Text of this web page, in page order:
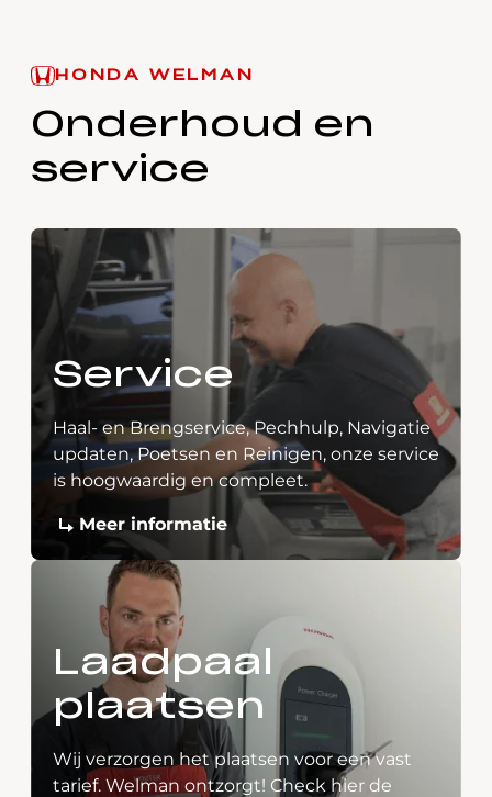
HONDA WELMAN
Onderhoud en
service
Service
Haal- en Brengservice, Pechhulp, Navigatie
updaten, Poetsen en Reinigen, onze service
is hoogwaardig en compleet.
Meer informatie
Laadpaal
plaatsen
Wij verzorgen het plaatsen voor een vast
tarief. Welman ontzorgt! Check hier de